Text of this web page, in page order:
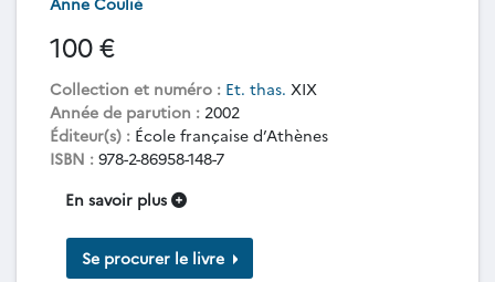
100 €
Collection et numéro : Et. thas. XIX
Année de parution : 2002
Éditeur(s) : École française d’Athènes
ISBN : 978-2-86958-148-7
En savoir plus
Se procurer le livre